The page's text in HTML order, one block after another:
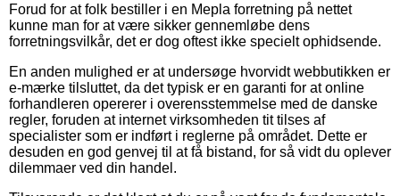
Forud for at folk bestiller i en Mepla forretning på nettet
kunne man for at være sikker gennemløbe dens
forretningsvilkår, det er dog oftest ikke specielt ophidsende.
En anden mulighed er at undersøge hvorvidt webbutikken er
e-mærke tilsluttet, da det typisk er en garanti for at online
forhandleren opererer i overensstemmelse med de danske
regler, foruden at internet virksomheden tit tilses af
specialister som er indført i reglerne på området. Dette er
desuden en god genvej til at få bistand, for så vidt du oplever
dilemmaer ved din handel.